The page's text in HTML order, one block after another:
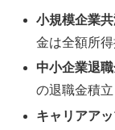
小規模企業
金は全額所得
中小企業退
の退職金積立
キャリアア